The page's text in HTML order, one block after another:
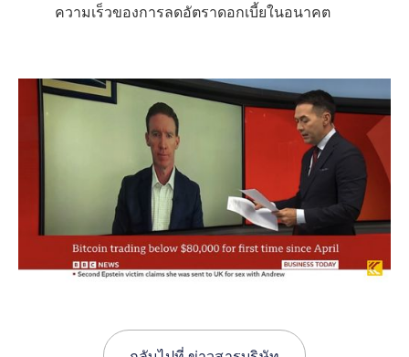
ความเร็วของการลดอัตราดอกเบี้ยในอนาคต